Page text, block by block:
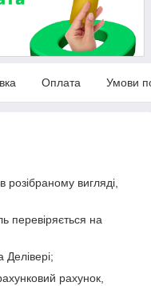
Оплата Умови
розібраному вигляді,
перевіряється на
рахунок,